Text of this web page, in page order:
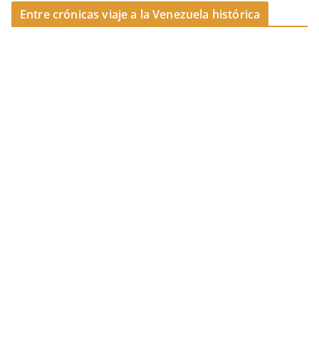
Entre crónicas viaje a la Venezuela histórica